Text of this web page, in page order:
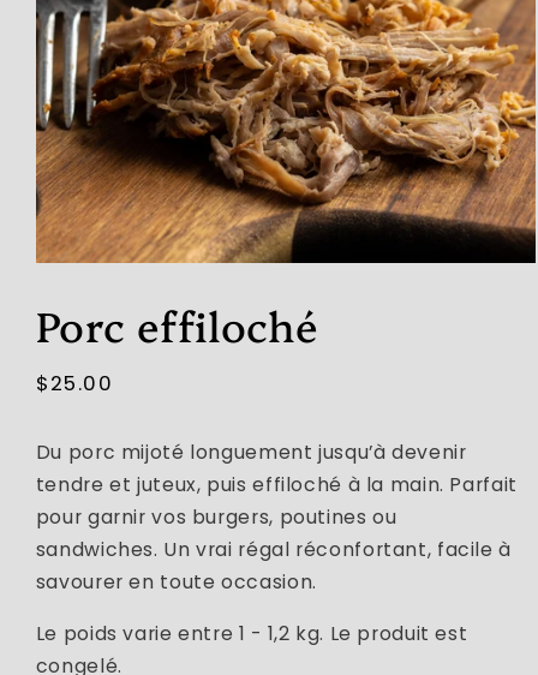
dans
fenêtre
modale
Porc effiloché
Prix
$25.00
Du porc mijoté longuement jusqu’à devenir
tendre et juteux, puis effiloché à la main. Parfait
pour garnir vos burgers, poutines ou
sandwiches. Un vrai régal réconfortant, facile à
savourer en toute occasion.
Le poids varie entre 1 - 1,2 kg. Le produit est
congelé.